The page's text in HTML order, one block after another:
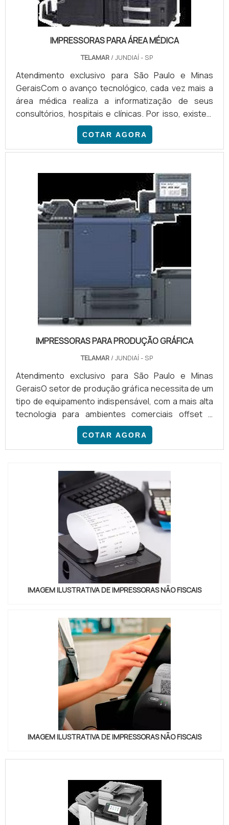
IMPRESSORAS PARA ÁREA MÉDICA
TELAMAR / JUNDIAÍ - SP
Atendimento exclusivo para São Paulo e Minas
GeraisCom o avanço tecnológico, cada vez mais a
área médica realiza a informatização de seus
consultórios, hospitais e clínicas. Por isso, existem
soluções específicas para essa área, a exemplo
das impressoras para área médica.As impressoras
possuem funções específicas para o ambiente
conversores de imagem DICOM e com sistemas
COTAR AGORA
IMPRESSORAS PARA PRODUÇÃO GRÁFICA
TELAMAR / JUNDIAÍ - SP
Atendimento exclusivo para São Paulo e Minas
GeraisO setor de produção gráfica necessita de um
tipo de equipamento indispensável, com a mais alta
tecnologia para ambientes comerciais offset e
digital de alto volume, a exemplo de departamentos
de artes gráficas e fornecedores de soluções
criativas de impressão. Dessa forma, impressoras
C6100 têm alta demanda devido à fidelidade de
cores e alto...
COTAR AGORA
IMAGEM ILUSTRATIVA DE IMPRESSORAS NÃO FISCAIS
IMAGEM ILUSTRATIVA DE IMPRESSORAS NÃO FISCAIS